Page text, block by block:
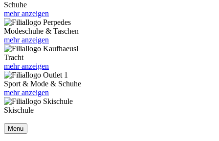
Schuhe
mehr anzeigen
Modeschuhe & Taschen
mehr anzeigen
Tracht
mehr anzeigen
Sport & Mode & Schuhe
mehr anzeigen
Skischule
Menu